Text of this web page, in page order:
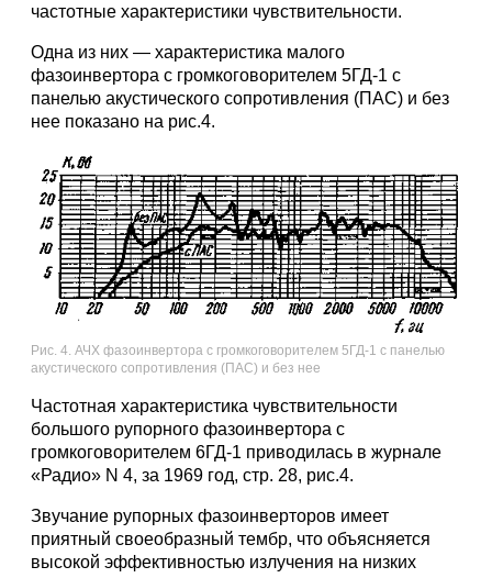
частотные характеристики чувствительности.
Одна из них — характеристика малого
фазоинвертора с громкоговорителем 5ГД-1 с
панелью акустического сопротивления (ПАС) и без
нее показано на рис.4.
Рис. 4. АЧХ фазоинвертора с громкоговорителем 5ГД-1 с панелью
акустического сопротивления (ПАС) и без нее
Частотная характеристика чувствительности
большого рупорного фазоинвертора с
громкоговорителем 6ГД-1 приводилась в журнале
«Радио» N 4, за 1969 год, стр. 28, рис.4.
Звучание рупорных фазоинверторов имеет
приятный своеобразный тембр, что объясняется
высокой эффективностью излучения на низких